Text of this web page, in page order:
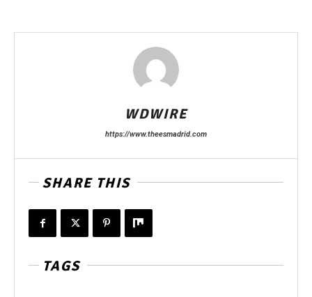
WDWIRE
https://www.theesmadrid.com
SHARE THIS
TAGS